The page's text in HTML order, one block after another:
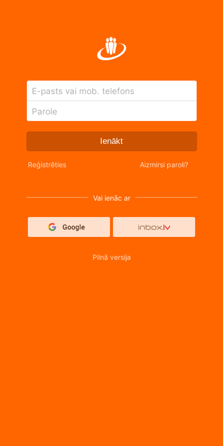
E-pasts vai mob. telefons
Parole
Ienākt
Reģistrēties Aizmirsi paroli?
Vai ienāc ar
Pilnā versija